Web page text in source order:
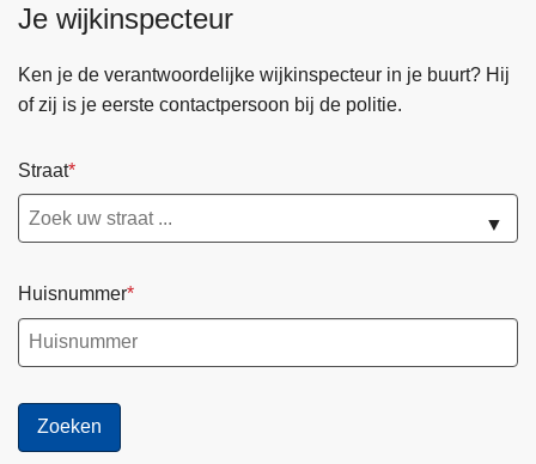
Je wijkinspecteur
Ken je de verantwoordelijke wijkinspecteur in je buurt? Hij
of zij is je eerste contactpersoon bij de politie.
Straat
▼
Huisnummer